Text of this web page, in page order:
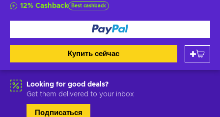
12% Cashback Best cashback
Купить сейчас
Looking for good deals?
Get them delivered to your inbox
Подписаться